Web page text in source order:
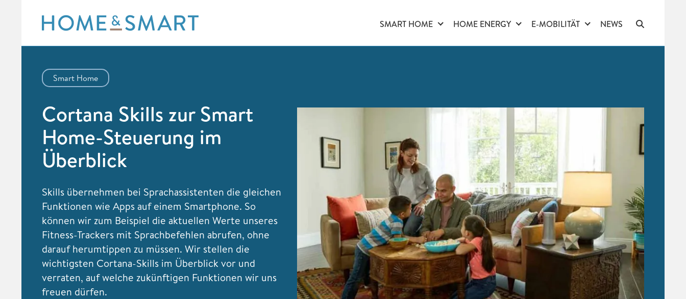
content
SMART HOME HOME ENERGY E-MOBILITÄT NEWS
Smart Home
Cortana Skills zur Smart
Home-Steuerung im
Überblick
Skills übernehmen bei Sprachassistenten die gleichen
Funktionen wie Apps auf einem Smartphone. So
können wir zum Beispiel die aktuellen Werte unseres
Fitness-Trackers mit Sprachbefehlen abrufen, ohne
darauf herumtippen zu müssen. Wir stellen die
wichtigsten Cortana-Skills im Überblick vor und
verraten, auf welche zukünftigen Funktionen wir uns
freuen dürfen.